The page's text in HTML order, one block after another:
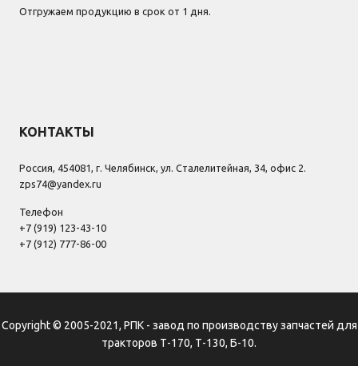
Отгружаем продукцию в срок от 1 дня.
КОНТАКТЫ
Россия, 454081, г. Челябинск, ул. Сталелитейная, 34, офис 2.
zps74@yandex.ru
Телефон
+7 (919) 123-43-10
+7 (912) 777-86-00
Copyright © 2005-2021, РПК - завод по производству запчастей для
тракторов Т-170, Т-130, Б-10.